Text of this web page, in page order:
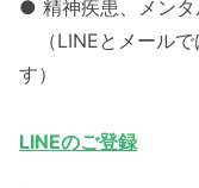
● 精神疾患、メン
（LINEとメールで
す）
LINEのご登録